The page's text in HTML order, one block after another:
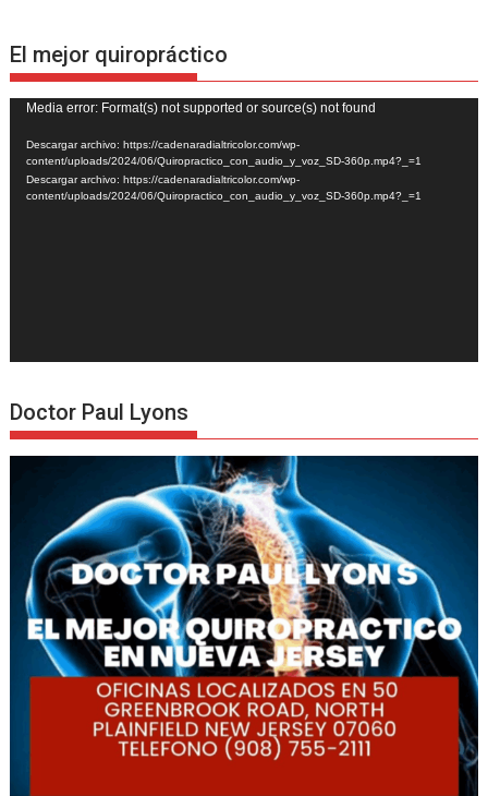
El mejor quiropráctico
Reproductor
de
vídeo
Media error: Format(s) not supported or source(s) not found
Descargar archivo: https://cadenaradialtricolor.com/wp-
content/uploads/2024/06/Quiropractico_con_audio_y_voz_SD-360p.mp4?_=1
Descargar archivo: https://cadenaradialtricolor.com/wp-
content/uploads/2024/06/Quiropractico_con_audio_y_voz_SD-360p.mp4?_=1
Doctor Paul Lyons